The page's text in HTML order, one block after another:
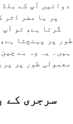
دوائیں آپ کے
پر یا مضر اثر
گرتا ہے، تو آپ
طور پر پہنچتا
ہیں۔ یہ وہ بے
معمولی طور پر
سرجری کے